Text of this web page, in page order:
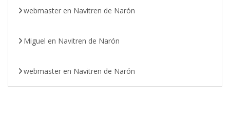
webmaster en Navitren de Narón
Miguel en Navitren de Narón
webmaster en Navitren de Narón